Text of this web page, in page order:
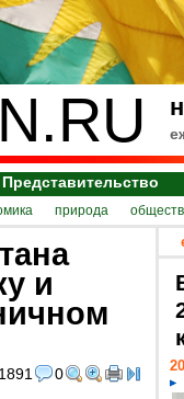
Представительство
природа
и
1891 0